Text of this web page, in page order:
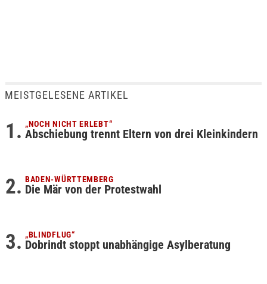
MEISTGELESENE ARTIKEL
„NOCH NICHT ERLEBT“
Abschiebung trennt Eltern von drei Kleinkindern
BADEN-WÜRTTEMBERG
Die Mär von der Protestwahl
„BLINDFLUG“
Dobrindt stoppt unabhängige Asylberatung